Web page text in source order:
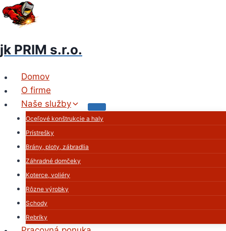
Skip
to
jk PRIM s.r.o.
Domov
O firme
Naše služby
Oceľové konštrukcie a haly
Prístrešky
Brány, ploty, zábradlia
Záhradné domčeky
Koterce, voliéry
Rôzne výrobky
Schody
Rebríky